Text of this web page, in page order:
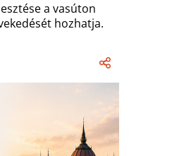
a vasúton
hozhatja.